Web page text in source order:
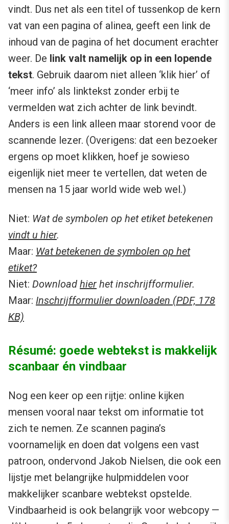
vindt. Dus net als een titel of tussenkop de kern
vat van een pagina of alinea, geeft een link de
inhoud van de pagina of het document erachter
weer. De link valt namelijk op in een lopende
tekst. Gebruik daarom niet alleen ‘klik hier’ of
‘meer info’ als linktekst zonder erbij te
vermelden wat zich achter de link bevindt.
Anders is een link alleen maar storend voor de
scannende lezer. (Overigens: dat een bezoeker
ergens op moet klikken, hoef je sowieso
eigenlijk niet meer te vertellen, dat weten de
mensen na 15 jaar world wide web wel.)
Niet: Wat de symbolen op het etiket betekenen
vindt u hier.
Maar: Wat betekenen de symbolen op het
etiket?
Niet: Download hier het inschrijfformulier.
Maar: Inschrijfformulier downloaden (PDF, 178
KB)
Résumé: goede webtekst is makkelijk
scanbaar én vindbaar
Nog een keer op een rijtje: online kijken
mensen vooral naar tekst om informatie tot
zich te nemen. Ze scannen pagina’s
voornamelijk en doen dat volgens een vast
patroon, ondervond Jakob Nielsen, die ook een
lijstje met belangrijke hulpmiddelen voor
makkelijker scanbare webtekst opstelde.
Vindbaarheid is ook belangrijk voor webcopy —